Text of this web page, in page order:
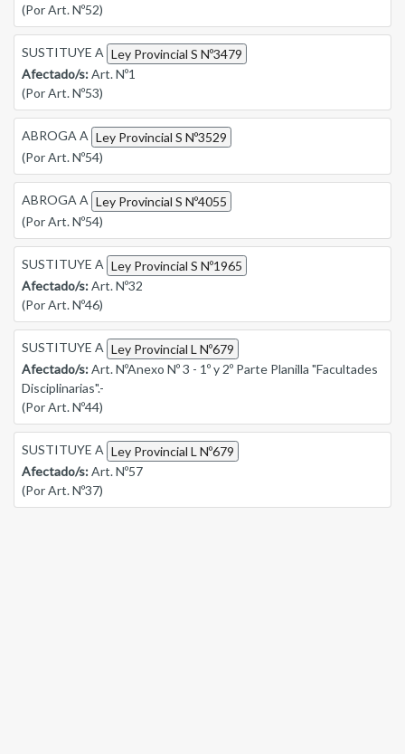
(Por Art. Nº52)
SUSTITUYE A Ley Provincial S Nº3479
Afectado/s:Art. Nº1
(Por Art. Nº53)
ABROGA A Ley Provincial S Nº3529
(Por Art. Nº54)
ABROGA A Ley Provincial S Nº4055
(Por Art. Nº54)
SUSTITUYE A Ley Provincial S Nº1965
Afectado/s:Art. Nº32
(Por Art. Nº46)
SUSTITUYE A Ley Provincial L Nº679
Afectado/s:Art. NºAnexo Nº 3 - 1º y 2º Parte Planilla "Facultades
Disciplinarias".-
(Por Art. Nº44)
SUSTITUYE A Ley Provincial L Nº679
Afectado/s:Art. Nº57
(Por Art. Nº37)